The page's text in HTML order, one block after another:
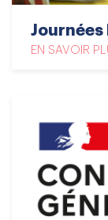
Journées
EN SAVOIR